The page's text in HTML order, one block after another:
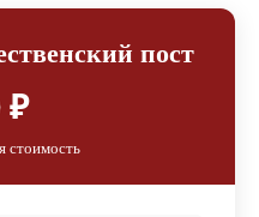
пост
₽
стоимость